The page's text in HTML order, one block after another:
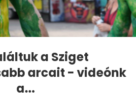
a Sziget
arcait - videónk
a...